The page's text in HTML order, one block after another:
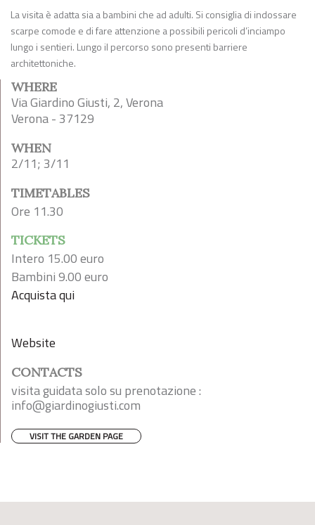
La visita è adatta sia a bambini che ad adulti. Si consiglia di indossare
scarpe comode e di fare attenzione a possibili pericoli d’inciampo
lungo i sentieri. Lungo il percorso sono presenti barriere
architettoniche.
WHERE
Via Giardino Giusti, 2, Verona
Verona - 37129
WHEN
2/11; 3/11
TIMETABLES
Ore 11.30
TICKETS
Intero 15.00 euro
Bambini 9.00 euro
Acquista qui
Website
CONTACTS
visita guidata solo su prenotazione :
info@giardinogiusti.com
VISIT THE GARDEN PAGE